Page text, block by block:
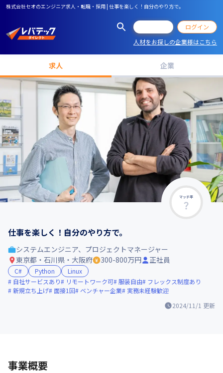
株式会社セオのエンジニア求人・転職・採用 | 仕事を楽しく！自分のやり方で。
ログイン
人材をお探しの企業様はこちら
求人 企業
マッチ率
仕事を楽しく！自分のやり方で。
2024/11/1 更新
システムエンジニア、プロジェクトマネージャー
東京都・石川県・大阪府
300-800万円 正社員
C# Python
Linux
自社サービスあり
リモートワーク可 服装自由
フレックス制度あり
新規立ち上げ
面接1回 ベンチャー企業 実務未経験歓迎
事業概要